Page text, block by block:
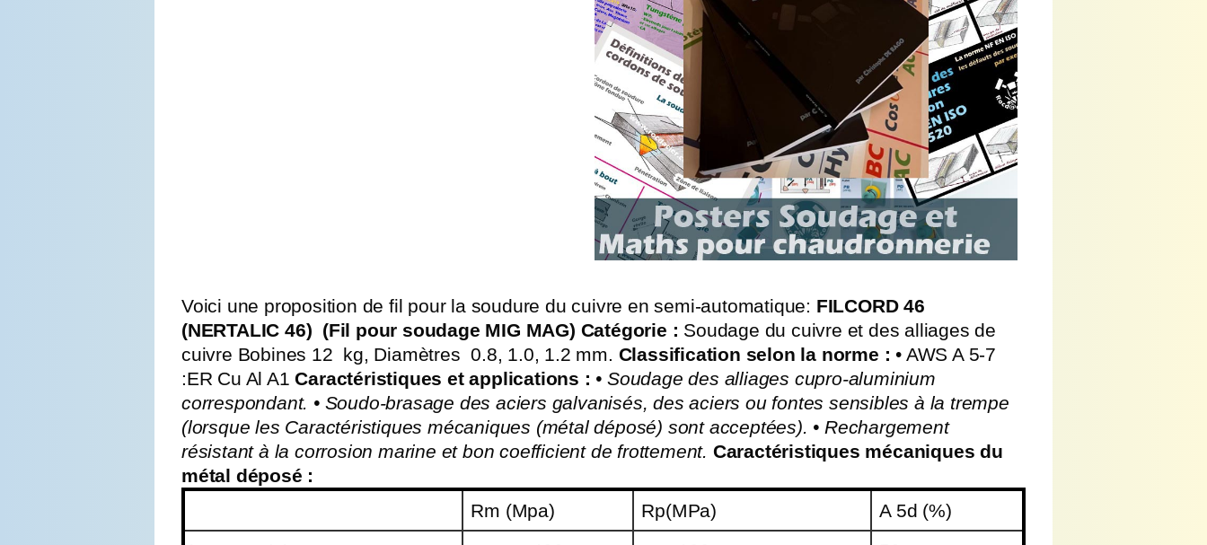
Voici une proposition de fil pour la soudure du cuivre en semi-automatique: FILCORD 46
(NERTALIC 46) (Fil pour soudage MIG MAG) Catégorie : Soudage du cuivre et des alliages de
cuivre Bobines 12 kg, Diamètres 0.8, 1.0, 1.2 mm. Classification selon la norme : • AWS A 5-7
:ER Cu Al A1Caractéristiques et applications : • Soudage des alliages cupro-aluminium
correspondant. • Soudo-brasage des aciers galvanisés, des aciers ou fontes sensibles à la trempe
(lorsque les Caractéristiques mécaniques (métal déposé) sont acceptées). • Rechargement
résistant à la corrosion marine et bon coefficient de frottement. Caractéristiques mécaniques du
métal déposé :
Rm (Mpa)
Rp(MPa)
A 5d (%)